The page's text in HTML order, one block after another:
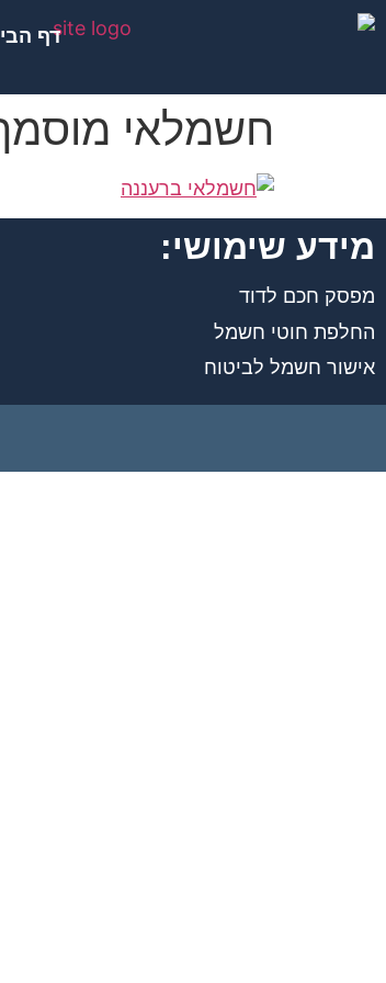
לתוכן
דף
חשמלאי
מידע שימושי:
מפסק חכם לדוד
החלפת חוטי חשמל
אישור חשמל לביטוח